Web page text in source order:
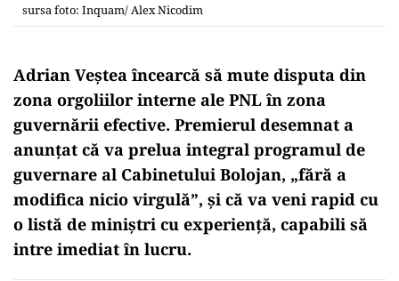
sursa foto: Inquam/ Alex Nicodim
Adrian Veștea încearcă să mute disputa din
zona orgoliilor interne ale PNL în zona
guvernării efective. Premierul desemnat a
anunțat că va prelua integral programul de
guvernare al Cabinetului Bolojan, „fără a
modifica nicio virgulă”, și că va veni rapid cu
o listă de miniștri cu experiență, capabili să
intre imediat în lucru.